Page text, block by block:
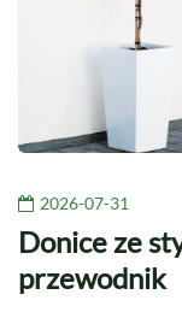
2026-07-31
Donice ze
przewodnik